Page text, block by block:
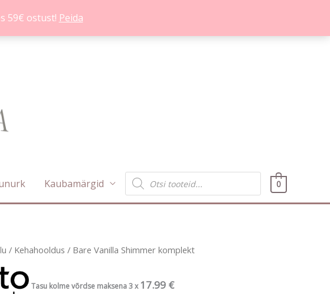
59€ ostust! Peida
Kaubamärgid
Products
search 0
/ Kehahooldus / Bare Vanilla Shimmer komplekt
Tasu kolme võrdse maksena 3 x17.99 €
Algne
hind
Praegune
hind